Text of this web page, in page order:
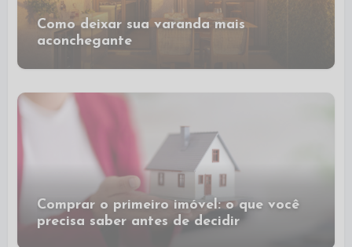
Como deixar sua varanda mais
aconchegante
Comprar o primeiro imóvel: o que você
precisa saber antes de decidir